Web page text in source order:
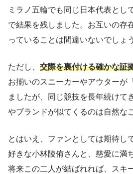
ミラノ五輪でも同じ日本代表とし
で結果を残しました。お互いの存
っていることは間違いないでしょう
ただし、 交際を裏付ける確かな証
お揃いのスニーカーやアウターが
ましたが、同じ競技を長年続けて
やブランドが似てくるのは自然な
とはいえ、ファンとしては期待し
好きな小林陵侑さんと、慈愛に満
将来この二人が結ばれれば、スキ